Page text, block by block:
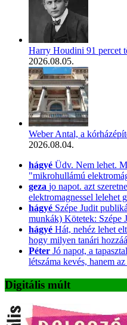
Harry Houdini 91 percet
2026.08.05.
Weber Antal, a
2026.08.04.
hágyé Üdv. Nem lehet.
"mikrohullámú
geza jo napot. azt
elektromagnessel lelehet
hágyé Szépe Judit
munkák) Kötetek: Szépe
hágyé Hát, nehéz lehet
hogy milyen tanári
Péter Jó napot, a
létszáma kevés, hanem
Digitális múlt